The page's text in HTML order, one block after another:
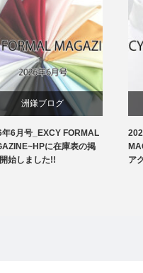
洲鎌ブログ
6月号_EXCY FORMAL
に在庫表の掲
始しました!!
ア